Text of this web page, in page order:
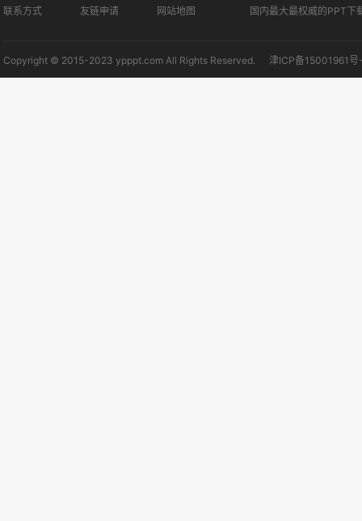
联系方式 友链申请 网站地图
国内最大最权威的PPT下
Copyright © 2015-2023 ypppt.com All Rights Reserved. 津ICP备15001961号